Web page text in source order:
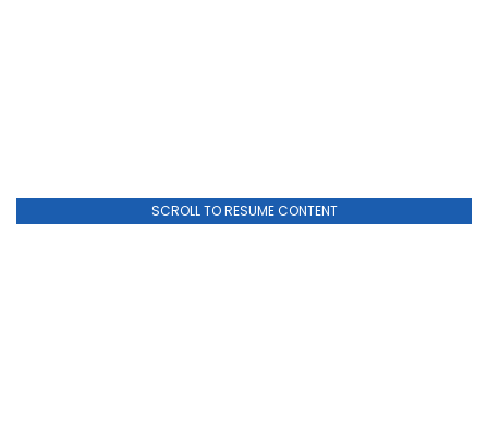
SCROLL TO RESUME CONTENT